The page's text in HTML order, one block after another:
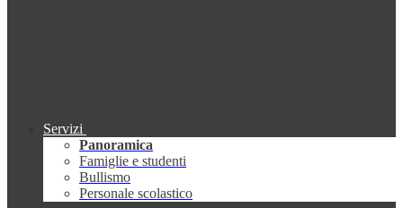
Servizi
Panoramica
Famiglie e studenti
Bullismo
Personale scolastico